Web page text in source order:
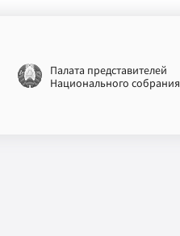
Палата представителей
Национального собрания